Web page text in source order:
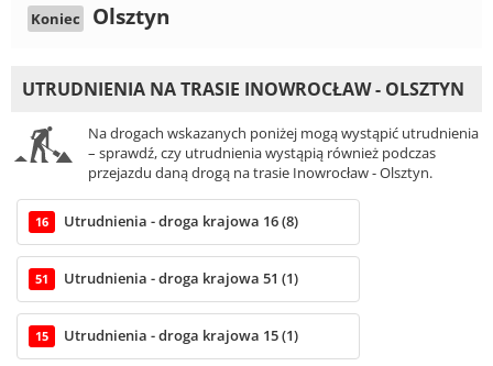
Koniec Olsztyn
UTRUDNIENIA NA TRASIE INOWROCŁAW - OLSZTYN
Na drogach wskazanych poniżej mogą wystąpić utrudnienia
– sprawdź, czy utrudnienia wystąpią również podczas
przejazdu daną drogą na trasie Inowrocław - Olsztyn.
16 Utrudnienia - droga krajowa 16 (8)
51 Utrudnienia - droga krajowa 51 (1)
15 Utrudnienia - droga krajowa 15 (1)